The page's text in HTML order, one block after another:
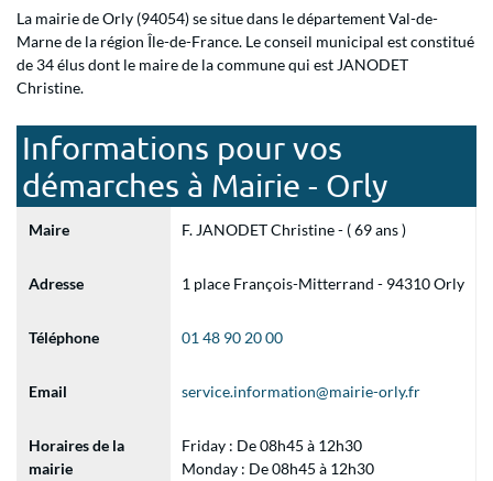
La mairie de Orly (94054) se situe dans le département Val-de-
Marne de la région Île-de-France. Le conseil municipal est constitué
de 34 élus dont le maire de la commune qui est JANODET
Christine.
Informations pour vos
démarches à Mairie - Orly
Maire F. JANODET Christine - ( 69 ans )
Adresse 1 place François-Mitterrand - 94310 Orly
Téléphone 01 48 90 20 00
Email service.information@mairie-orly.fr
Horaires de la
mairie
Friday : De 08h45 à 12h30
Monday : De 08h45 à 12h30